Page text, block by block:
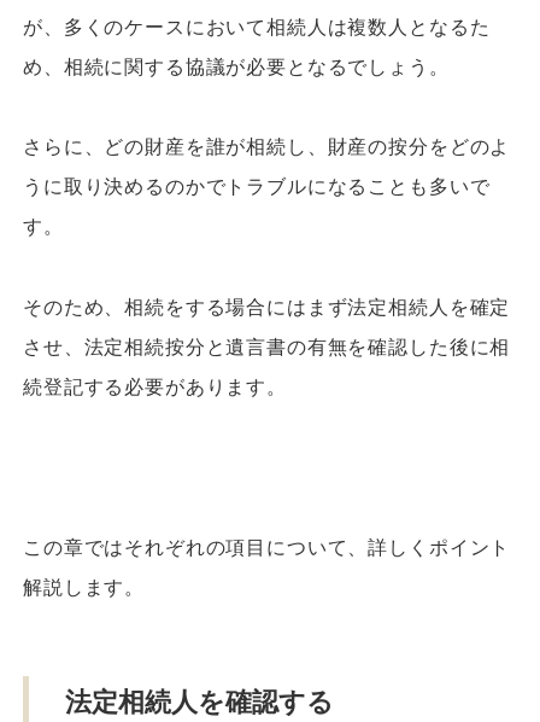
が、多くのケースにおいて相続人は複数人となるた
め、相続に関する協議が必要となるでしょう。
さらに、どの財産を誰が相続し、財産の按分をどのよ
うに取り決めるのかでトラブルになることも多いで
す。
そのため、相続をする場合にはまず法定相続人を確定
させ、法定相続按分と遺言書の有無を確認した後に相
続登記する必要があります。
この章ではそれぞれの項目について、詳しくポイント
解説します。
法定相続人を確認する